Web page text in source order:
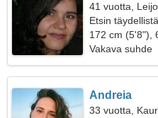
41 vuotta,
Etsin
172 cm (5'8"),
Vakava suhde
Andreia
33 vuotta,